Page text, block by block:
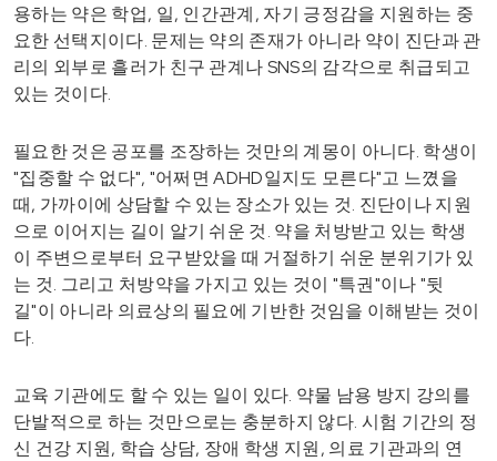
용하는 약은 학업, 일, 인간관계, 자기 긍정감을 지원하는 중
요한 선택지이다. 문제는 약의 존재가 아니라 약이 진단과 관
리의 외부로 흘러가 친구 관계나 SNS의 감각으로 취급되고
있는 것이다.
필요한 것은 공포를 조장하는 것만의 계몽이 아니다. 학생이
"집중할 수 없다", "어쩌면 ADHD일지도 모른다"고 느꼈을
때, 가까이에 상담할 수 있는 장소가 있는 것. 진단이나 지원
으로 이어지는 길이 알기 쉬운 것. 약을 처방받고 있는 학생
이 주변으로부터 요구받았을 때 거절하기 쉬운 분위기가 있
는 것. 그리고 처방약을 가지고 있는 것이 "특권"이나 "뒷
길"이 아니라 의료상의 필요에 기반한 것임을 이해받는 것이
다.
교육 기관에도 할 수 있는 일이 있다. 약물 남용 방지 강의를
단발적으로 하는 것만으로는 충분하지 않다. 시험 기간의 정
신 건강 지원, 학습 상담, 장애 학생 지원, 의료 기관과의 연